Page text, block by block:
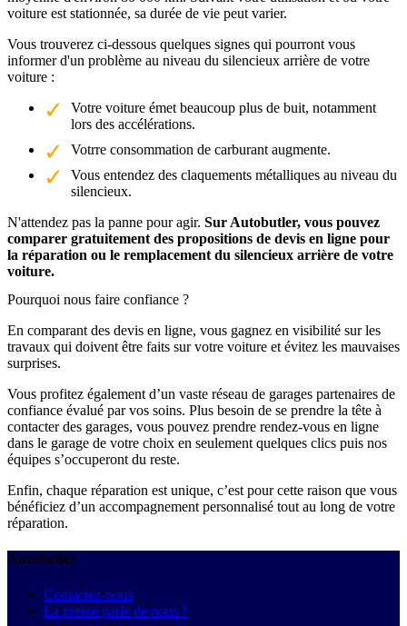
voiture est stationnée, sa durée de vie peut varier.
Vous trouverez ci-dessous quelques signes qui pourront vous
informer d'un problème au niveau du silencieux arrière de votre
voiture :
Votre voiture émet beaucoup plus de buit, notamment
lors des accélérations.
Votrre consommation de carburant augmente.
Vous entendez des claquements métalliques au niveau du
silencieux.
N'attendez pas la panne pour agir. Sur Autobutler, vous pouvez
comparer gratuitement des propositions de devis en ligne pour
la réparation ou le remplacement du silencieux arrière de votre
voiture.
Pourquoi nous faire confiance ?
En comparant des devis en ligne, vous gagnez en visibilité sur les
travaux qui doivent être faits sur votre voiture et évitez les mauvaises
surprises.
Vous profitez également d’un vaste réseau de garages partenaires de
confiance évalué par vos soins. Plus besoin de se prendre la tête à
contacter des garages, vous pouvez prendre rendez-vous en ligne
dans le garage de votre choix en seulement quelques clics puis nos
équipes s’occuperont du reste.
Enfin, chaque réparation est unique, c’est pour cette raison que vous
bénéficiez d’un accompagnement personnalisé tout au long de votre
réparation.
Autobutler
Contactez-nous
La presse parle de nous !